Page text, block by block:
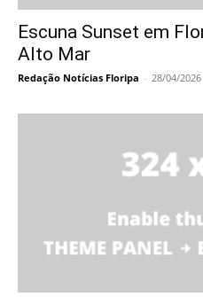
Escuna Sunset em
Alto Mar
Redação Notícias Floripa - 28/04/2026